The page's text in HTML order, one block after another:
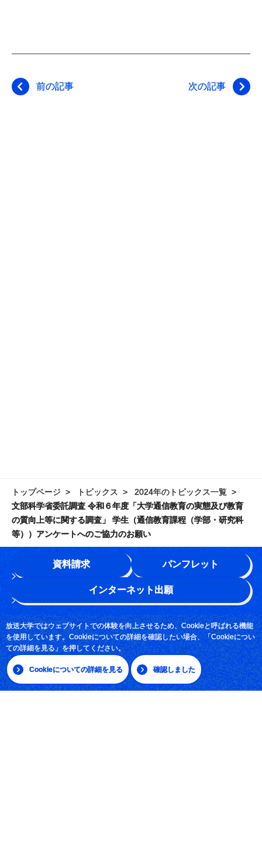
放送大学ではウェブサイトでの体験を向上させるため、Cookieと呼ばれる機能
を使用しています。Cookieについての詳細を確認したい場合、「Cookieについ
ての詳細を見る」を押してください。
Cookieについての詳細を見る 確認しました
前の記事 次の記事
資料請求 パンフレット
インターネット出願
トップページ トピックス
2024年のトピックス一覧
文部科学省委託調査 令和６年度「大学通信教育の実態及び教育
の質向上等に関する調査」 学生（通信教育課程（学部・研究科
等））アンケートへのご協力のお願い
学園情報
よくある質問
お問い合わせ
採用情報